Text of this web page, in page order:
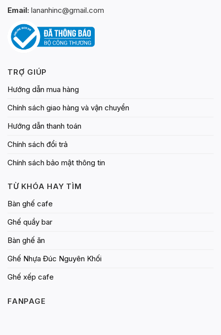
Email: lananhinc@gmail.com
TRỢ GIÚP
Hướng dẫn mua hàng
Chính sách giao hàng và vận chuyển
Hướng dẫn thanh toán
Chính sách đổi trả
Chính sách bảo mật thông tin
TỪ KHÓA HAY TÌM
Bàn ghế cafe
Ghế quầy bar
Bàn ghế ăn
Ghế Nhựa Đúc Nguyên Khối
Ghế xếp cafe
FANPAGE